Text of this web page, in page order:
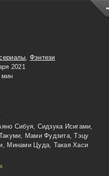
, Фэнтези
2021
мин
Сибуя, Сидзука Исигами,
Мами Фудзита, Тэцу
Минами Цуда, Такая Хаси